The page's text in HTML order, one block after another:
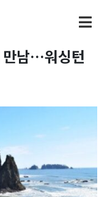
만남…워싱턴